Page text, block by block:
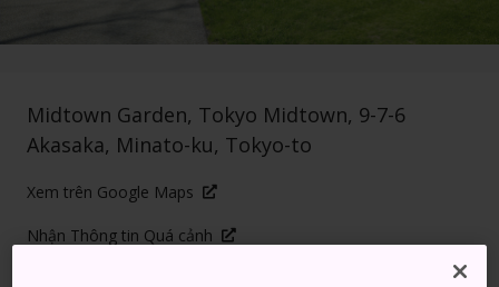
Midtown Garden, Tokyo Midtown, 9-7-6
Akasaka, Minato-ku, Tokyo-to
Xem trên Google Maps
Nhận Thông tin Quá cảnh